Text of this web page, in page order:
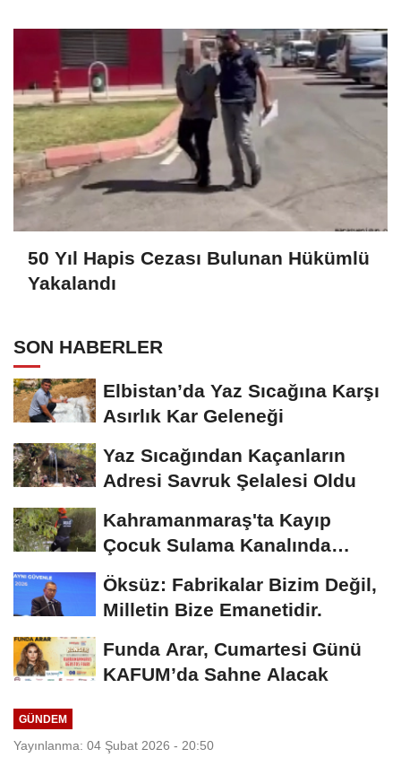
50 Yıl Hapis Cezası Bulunan Hükümlü
Yakalandı
SON HABERLER
Elbistan’da Yaz Sıcağına Karşı
Asırlık Kar Geleneği
Yaz Sıcağından Kaçanların
Adresi Savruk Şelalesi Oldu
Kahramanmaraş'ta Kayıp
Çocuk Sulama Kanalında
Öksüz: Fabrikalar Bizim Değil,
Milletin Bize Emanetidir.
Funda Arar, Cumartesi Günü
KAFUM’da Sahne Alacak
GÜNDEM
Yayınlanma: 04 Şubat 2026 - 20:50